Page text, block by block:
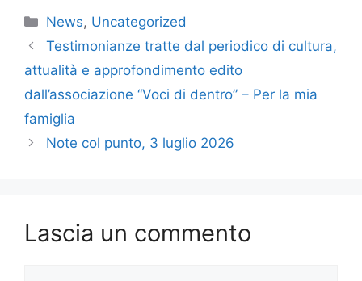
c
e
b
o
o
k
st
o
d
o
ai
l
n
di
vi
di
Categorie
News, Uncategorized
Testimonianze tratte dal periodico di cultura,
attualità e approfondimento edito
dall’associazione “Voci di dentro” – Per la mia
famiglia
Note col punto, 3 luglio 2026
Lascia un commento